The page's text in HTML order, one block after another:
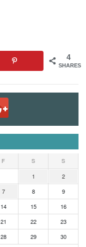
4
SHARES
F S S
1
2
7 8
9
14 15
16
21 22
23
28 29
30